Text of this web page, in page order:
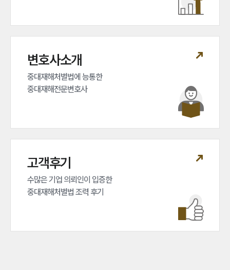
변호사소개
중대재해처벌법에 능통한
중대재해전문변호사
고객후기
수많은 기업 의뢰인이 입증한
중대재해처벌법 조력 후기